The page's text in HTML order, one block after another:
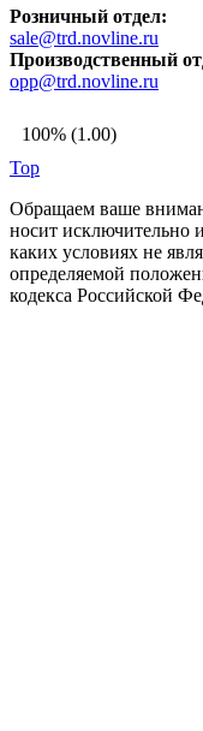
Розничный отдел:
sale@trd.novline.ru
Производственный
opp@trd.novline.ru
100% (1.00)
Top
Обращаем ваше
носит исключительно
каких условиях не
определяемой
кодекса Российской